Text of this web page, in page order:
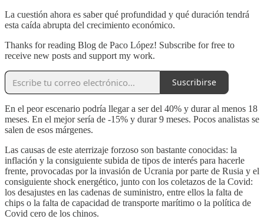
La cuestión ahora es saber qué profundidad y qué duración tendrá
esta caída abrupta del crecimiento económico.
Thanks for reading Blog de Paco López! Subscribe for free to
receive new posts and support my work.
Suscribirse
En el peor escenario podría llegar a ser del 40% y durar al menos 18
meses. En el mejor sería de -15% y durar 9 meses. Pocos analistas se
salen de esos márgenes.
Las causas de este aterrizaje forzoso son bastante conocidas: la
inflación y la consiguiente subida de tipos de interés para hacerle
frente, provocadas por la invasión de Ucrania por parte de Rusia y el
consiguiente shock energético, junto con los coletazos de la Covid:
los desajustes en las cadenas de suministro, entre ellos la falta de
chips o la falta de capacidad de transporte marítimo o la política de
Covid cero de los chinos.